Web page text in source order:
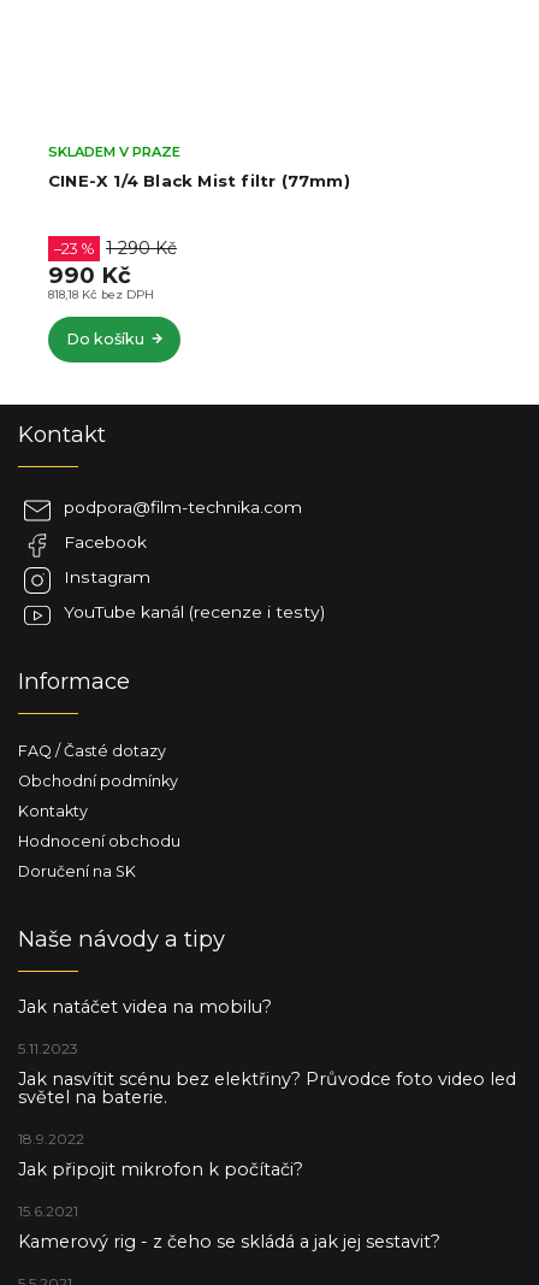
CINE-X MC UV filtr (77mm)
Momentálně nedostupné
412,40 Kč bez DPH
–28 % 699 Kč
499 Kč
Detail
Kontakt
podpora@film-technika.com
Facebook
Instagram
YouTube kanál (recenze i testy)
Informace
FAQ / Časté dotazy
Obchodní podmínky
Kontakty
Hodnocení obchodu
Doručení na SK
Naše návody a tipy
Jak natáčet videa na mobilu?
5.11.2023
Jak nasvítit scénu bez elektřiny? Průvodce foto video led
světel na baterie.
18.9.2022
Jak připojit mikrofon k počítači?
15.6.2021
Kamerový rig - z čeho se skládá a jak jej sestavit?